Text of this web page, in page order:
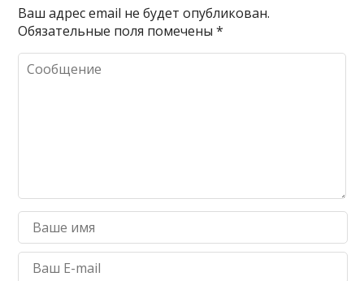
Ваш адрес email не будет опубликован.
Обязательные поля помечены*